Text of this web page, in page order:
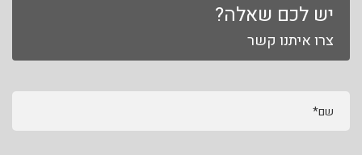
יש לכם שאלה?
צרו איתנו קשר
שם*